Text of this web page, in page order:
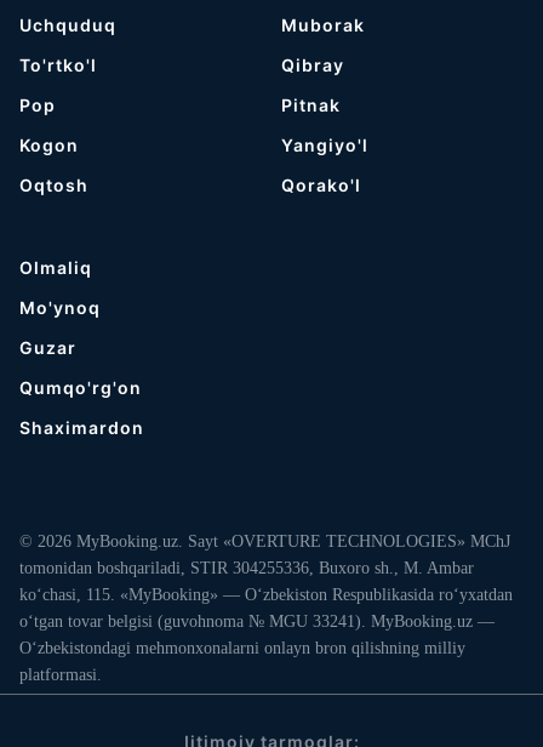
Uchquduq
To'rtko'l
Pop
Kogon
Oqtosh
Muborak
Qibray
Pitnak
Yangiyo'l
Qorako'l
Olmaliq
Mo'ynoq
Guzar
Qumqo'rg'on
Shaximardon
© 2026 MyBooking.uz. Sayt «OVERTURE TECHNOLOGIES» MChJ
tomonidan boshqariladi, STIR 304255336, Buxoro sh., M. Ambar
ko‘chasi, 115. «MyBooking» — O‘zbekiston Respublikasida ro‘yxatdan
o‘tgan tovar belgisi (guvohnoma № MGU 33241). MyBooking.uz —
O‘zbekistondagi mehmonxonalarni onlayn bron qilishning milliy
platformasi.
Ijtimoiy tarmoqlar: